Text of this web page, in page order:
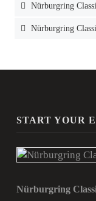
Nürburgring
Nürburgring
START YOUR
Nürburgring